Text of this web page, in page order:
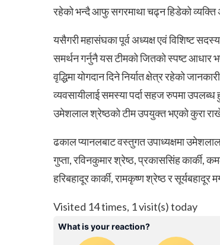
रहेको भन्दै आफु सगरमाथा चढ्न हिडेको व्यक्ति
यसैगरी महासंघका पूर्व अध्यक्ष एवं विशिष्ट
समर्थन गर्नुनै यस टीमको जितको स्पष्ट आधार
वृद्धिमा योगदान दिने निर्यात क्षेत्र रहेको
व्यवसायीलाई समस्या पर्दा सहज रुपमा उपलब्ध
उमेशलाल श्रेष्ठको टीम उपयुक्त भएको कुरा
ढकाल प्यानलबाट वस्तुगत उपाध्यक्षमा
गुप्ता, रविनकुमार श्रेष्ठ, प्रकाससिंह कार्की,
हरिबहादूर कार्की, रामकृष्ण श्रेष्ठ र सूर्यबहादूर
Visited 14 times, 1 visit(s) today